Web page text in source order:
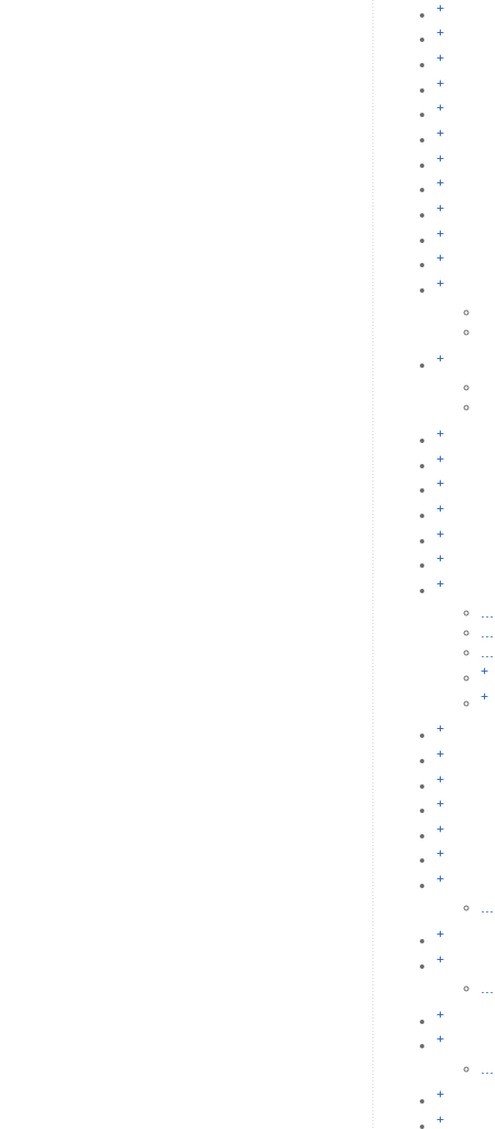
+
+
+
+
+
+
+
+
+
+
+
+
+
+
+
+
+
+
+
+
...
...
...
+
+
+
+
+
+
+
+
+
...
+
+
+
+
+
+